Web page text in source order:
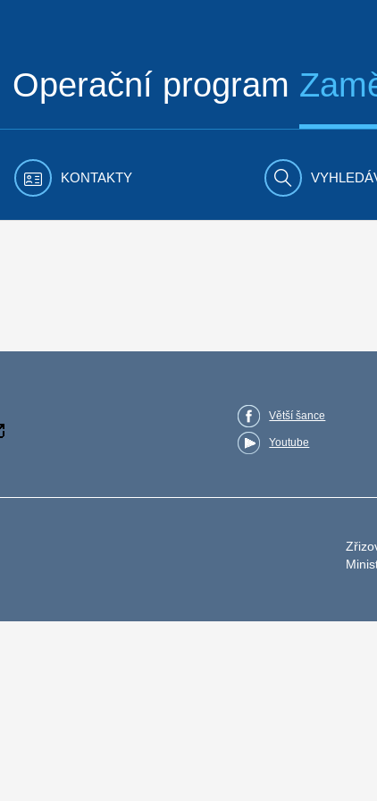
Operační program
KONTAKTY
Větší šance
Youtube